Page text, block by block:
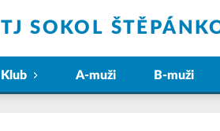
TJ SOKOL
Klub A-muži B-muži